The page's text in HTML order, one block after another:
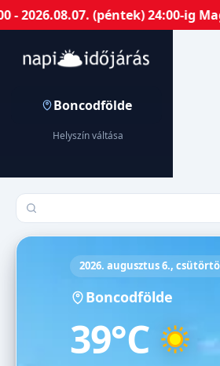
(péntek) 24:00-ig
Boncodfölde
Helyszín váltása
Település keresése
2026. augusztus 6.,
Boncodfölde
39°C